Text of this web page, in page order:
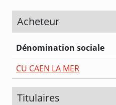
Acheteur
Dénomination sociale
CU CAEN LA MER
Titulaires